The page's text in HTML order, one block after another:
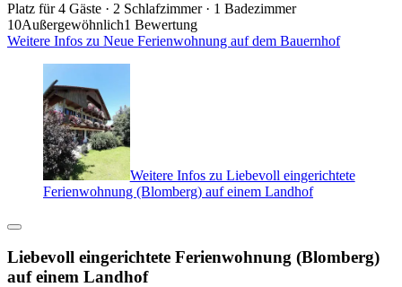
Platz für 4 Gäste · 2 Schlafzimmer · 1 Badezimmer
10Außergewöhnlich1 Bewertung
Weitere Infos zu Neue Ferienwohnung auf dem Bauernhof
Weitere Infos zu Liebevoll eingerichtete
Ferienwohnung (Blomberg) auf einem Landhof
Liebevoll eingerichtete Ferienwohnung (Blomberg)
auf einem Landhof